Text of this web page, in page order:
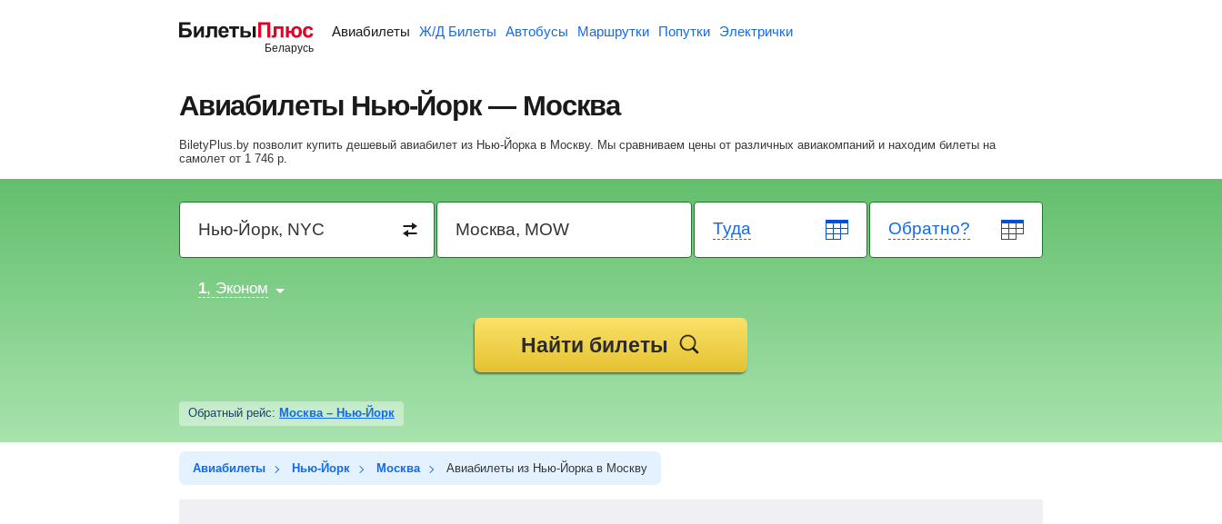
Авиабилеты Ж/Д Билеты Автобусы Маршрутки Попутки Электрички
Авиабилеты Нью-Йорк — Москва
BiletyPlus.by позволит купить дешевый авиабилет из Нью-Йорка в Москву. Мы сравниваем цены от различных авиакомпаний и находим билеты на
самолет от 1 746 р.
Туда Обратно?
1, Эконом
Найти билеты
Обратный рейс: Москва – Нью-Йорк
Авиабилеты Нью-Йорк Москва Авиабилеты из Нью-Йорка в Москву